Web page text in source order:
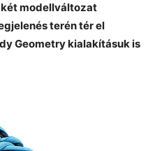
modellváltozat
terén tér el
Geometry kialakításuk is